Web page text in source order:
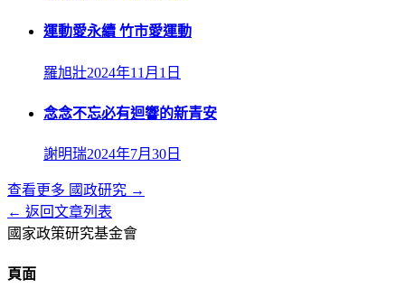
運動愛永續 竹市愛運動
羅旭壯2024年11月1日
念念不忘必有迴響的新青安
謝明瑞2024年7月30日
查看更多 國政研究 →
← 返回文章列表
國家政策研究基金會
頁面